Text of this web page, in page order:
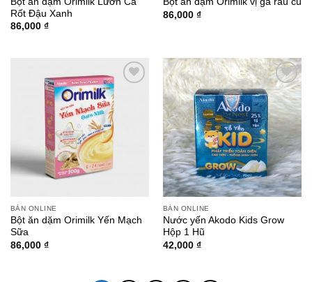
Rốt Đậu Xanh
86,000 ₫
86,000 ₫
BÁN ONLINE
Bột ăn dặm Orimilk Yến Mạch
Sữa
86,000 ₫
Add to
BÁN ONLINE
Nước yến Akodo Kids Grow
Hộp 1 Hũ
42,000 ₫